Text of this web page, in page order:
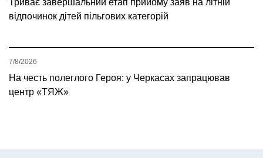
Триває завершальний етап прийому заяв на літній
відпочинок дітей пільгових категорій
На честь полеглого Героя: у Черкасах запрацював
центр «ТЯЖ»
7/8/2026